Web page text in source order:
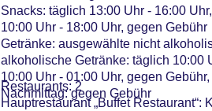
Tagungseinrichtungen:
Gebäudeanzahl: 2, Etagen: 4,
Landeskategorie: 4 Sterne
Snacks: täglich 13:00 Uhr - 16:00
10:00 Uhr - 18:00 Uhr, gegen Gebühr
Getränke: ausgewählte nicht
alkoholische Getränke: täglich 10:00
10:00 Uhr - 01:00 Uhr, gegen
Nachmittag: gegen Gebühr
Restaurants: 2
Hauptrestaurant „Buffet